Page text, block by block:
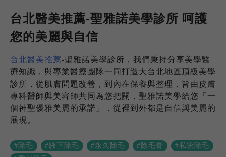
台北醫美推薦-聖雅諾美學診所 呵護
您的美麗與自信
台北醫美推薦-聖雅諾美學診所，我們秉持分享美學醫
療知識，與專業醫療團隊一同打造大台北地區頂級美學
診所，從肌膚問題改善，到內在保養與整理，皆由皮膚
專科醫師與美容師共同為您把關，聖雅諾美學給您「一
個神聖優雅美麗的承諾」，從裡到外都是自信與美麗的
展現。
#除毛 #腋下除毛 #永久除毛 #除毛膏
#私密除毛